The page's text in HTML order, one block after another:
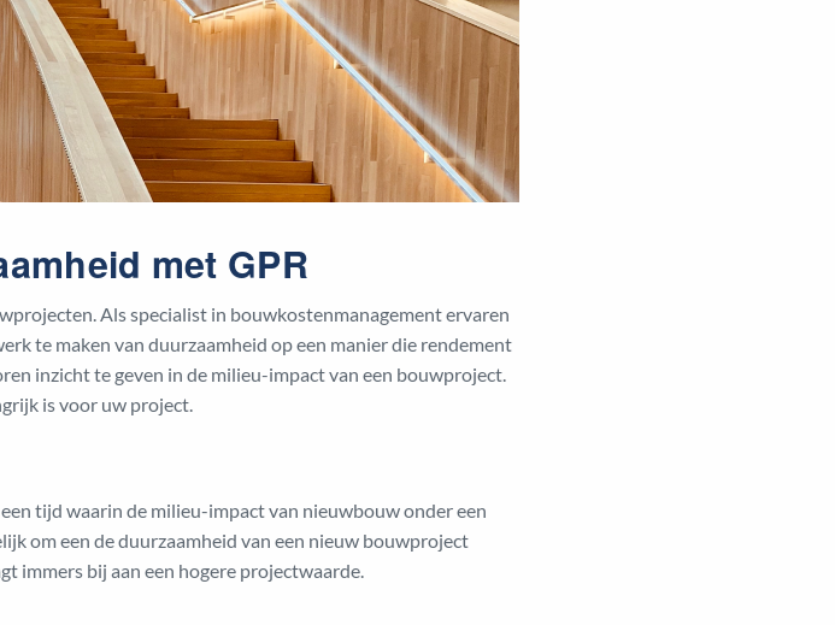
met GPR
Als specialist in bouwkostenmanagement ervaren
te maken van duurzaamheid op een manier die rendement
inzicht te geven in de milieu-impact van een bouwproject.
is voor uw project.
tijd waarin de milieu-impact van nieuwbouw onder een
om een de duurzaamheid van een nieuw bouwproject
immers bij aan een hogere projectwaarde.